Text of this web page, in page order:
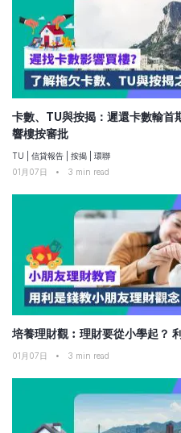
卡數、TU與按揭：遲還卡數輸首
響樓按審批
TU 信貸報告 按揭
環聯
01月07日
• 3 min read
培養理財觀︰理財要從小學起？
01月07日 • 3 min read